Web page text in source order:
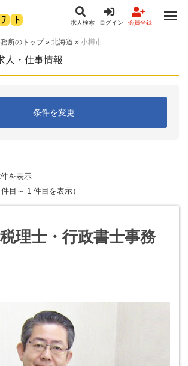
求人検索 ログイン 会員登録
所のトップ» 北海道 » 小樽市
人・仕事情報
条件を変更
を表示
目～ 1 件目を表示）
理士・行政書士事務